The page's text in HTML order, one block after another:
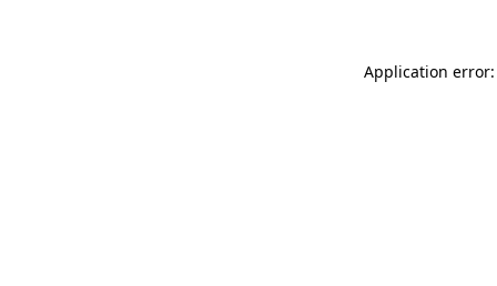
Application